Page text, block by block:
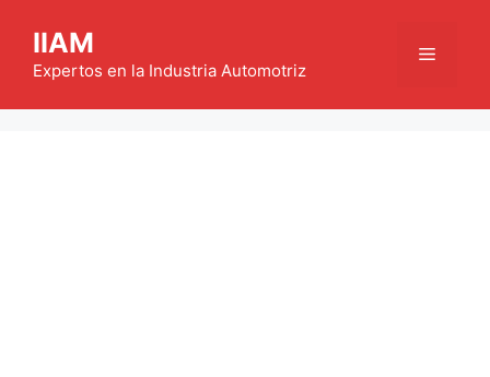
contenido
IIAM
Expertos en la Industria Automotriz
Menú